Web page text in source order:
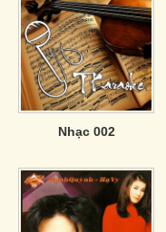
Nhạc 002